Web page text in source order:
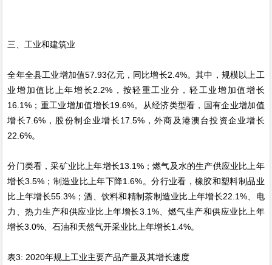
三、工业和建筑业
全年全县工业增加值57.93亿元，同比增长2.4%。其中，规模以上工
业增加值比上年增长2.2%，按轻重工业分，轻工业增加值增长
16.1%；重工业增加值增长19.6%。从经济类型看，国有企业增加值
增长7.6%，股份制企业增长17.5%，外商及港澳台投资企业增长
22.6%。
分门类看，采矿业比上年增长13.1%；燃气及水的生产供应业比上年
增长3.5%；制造业比上年下降1.6%。分行业看，橡胶和塑料制品业
比上年增长55.3%；酒、饮料和精制茶制造业比上年增长22.1%、电
力、热力生产和供应业比上年增长3.1%、燃气生产和供应业比上年
增长3.0%、石油和天然气开采业比上年增长1.4%。
表3: 2020年规上工业主要产品产量及其增长速度